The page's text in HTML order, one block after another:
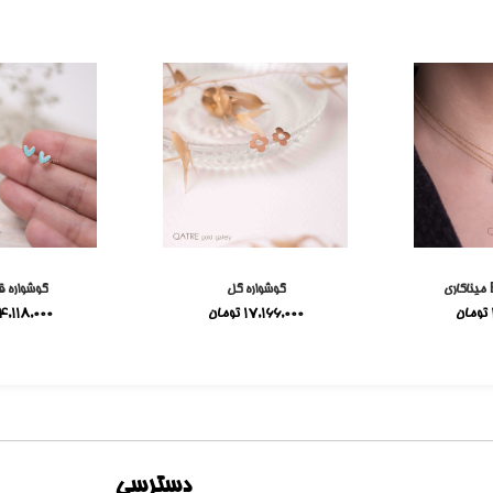
تومان
گوشواره گل
17,166,000 تومان
گوشواره